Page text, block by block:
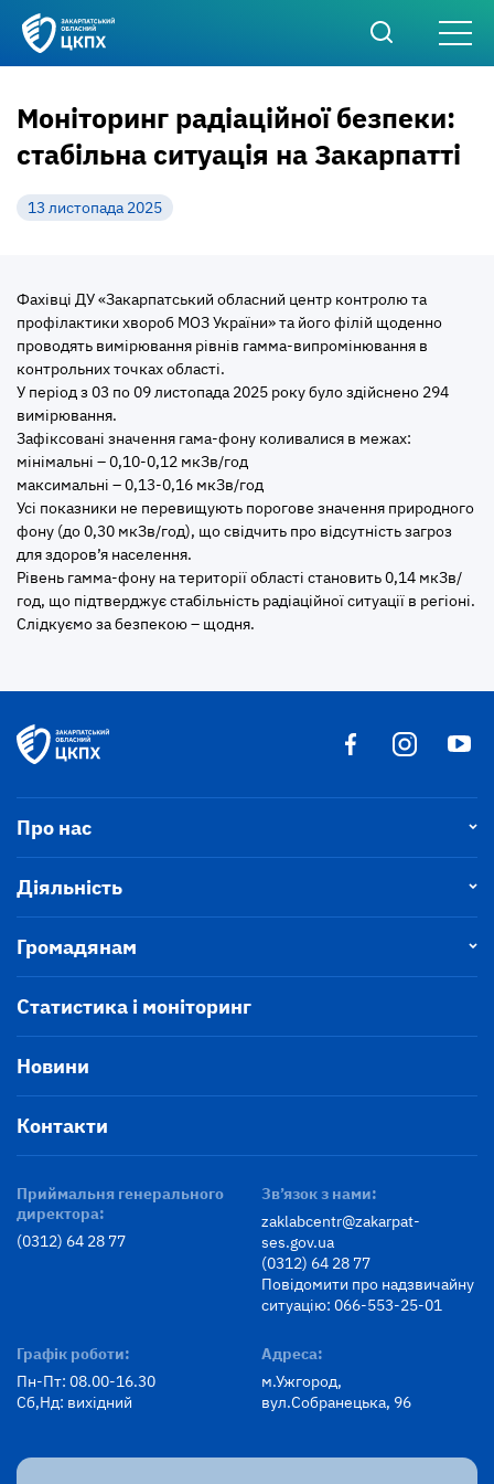
Моніторинг радіаційної безпеки:
стабільна ситуація на Закарпатті
13 листопада 2025
Фахівці ДУ «Закарпатський обласний центр контролю та
профілактики хвороб МОЗ України» та його філій щоденно
проводять вимірювання рівнів гамма-випромінювання в
контрольних точках області.
У період з 03 по 09 листопада 2025 року було здійснено 294
вимірювання.
Зафіксовані значення гама-фону коливалися в межах:
мінімальні – 0,10-0,12 мкЗв/год
максимальні – 0,13-0,16 мкЗв/год
Усі показники не перевищують порогове значення природного
фону (до 0,30 мкЗв/год), що свідчить про відсутність загроз
для здоров’я населення.
Рівень гамма-фону на території області становить 0,14 мкЗв/
год, що підтверджує стабільність радіаційної ситуації в регіоні.
Слідкуємо за безпекою – щодня.
Про нас
Діяльність
Громадянам
Статистика і моніторинг
Новини
Контакти
Приймальня генерального
директора:
(0312) 64 28 77
Зв’язок з нами:
zaklabcentr@zakarpat-
ses.gov.ua
(0312) 64 28 77
Повідомити про надзвичайну
ситуацію: 066-553-25-01
Графік роботи:
Пн-Пт: 08.00-16.30
Сб,Нд: вихідний
Адреса:
м.Ужгород,
вул.Собранецька, 96